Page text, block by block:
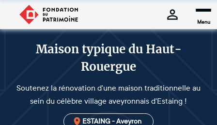
Menu
Maison typique du Haut-
Rouergue
Soutenez la rénovation d'une maison traditionnelle au
sein du célèbre village aveyronnais d'Estaing !
ESTAING - Aveyron